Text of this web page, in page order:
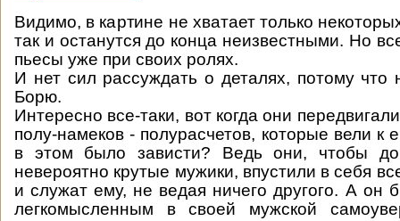
Видимо, в картине не хватает только
так и останутся до конца неизвестными. Но
пьесы уже при своих ролях.
И нет сил рассуждать о деталях, потому что
Борю.
Интересно все-таки, вот когда они
полу-намеков - полурасчетов, которые вели к
в этом было зависти? Ведь они, чтобы
невероятно крутые мужики, впустили в себя
и служат ему, не ведая ничего другого. А он
легкомысленным в своей мужской